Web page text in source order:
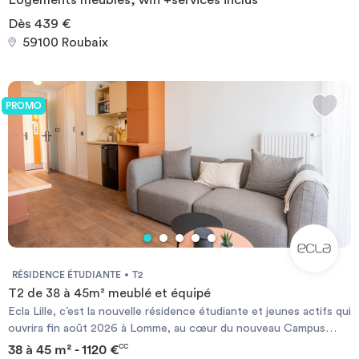
musique et podcast, Cinébox, karaoké, ainsi qu’une
programmation inspirée du thème Art / BD / Métamorphose.
Pensée comme un véritable lieu de vie et de création, Ecla Lille
pour séjours supérieurs à 8 mois.
Dès 439 €
59100 Roubaix
PROMO
RÉSIDENCE ÉTUDIANTE T2
T2 de 38 à 45m² meublé et équipé
Ecla Lille, c’est la nouvelle résidence étudiante et jeunes actifs qui
ouvrira fin août 2026 à Lomme, au cœur du nouveau Campus
Jacques Delors et à proximité immédiate des grands pôles
38 à 45 m² - 1120 €CC